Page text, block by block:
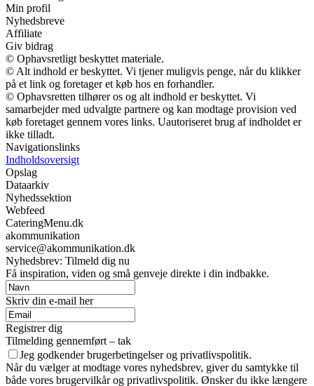
Min profil
Nyhedsbreve
Affiliate
Giv bidrag
© Ophavsretligt beskyttet materiale.
© Alt indhold er beskyttet. Vi tjener muligvis penge, når du klikker
på et link og foretager et køb hos en forhandler.
© Ophavsretten tilhører os og alt indhold er beskyttet. Vi
samarbejder med udvalgte partnere og kan modtage provision ved
køb foretaget gennem vores links. Uautoriseret brug af indholdet er
ikke tilladt.
Navigationslinks
Indholdsoversigt
Opslag
Dataarkiv
Nyhedssektion
Webfeed
CateringMenu.dk
akommunikation
service@akommunikation.dk
Nyhedsbrev: Tilmeld dig nu
Få inspiration, viden og små genveje direkte i din indbakke.
Skriv din e-mail her
Registrer dig
Tilmelding gennemført – tak
Jeg godkender brugerbetingelser og privatlivspolitik.
Når du vælger at modtage vores nyhedsbrev, giver du samtykke til
både vores brugervilkår og privatlivspolitik. Ønsker du ikke længere